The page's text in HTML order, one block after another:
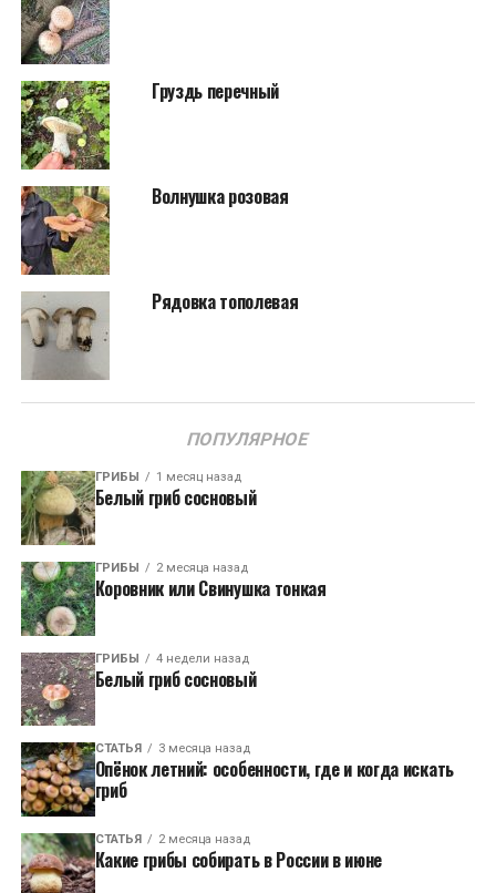
Груздь перечный
Волнушка розовая
Рядовка тополевая
ПОПУЛЯРНОЕ
ГРИБЫ 1 месяц назад
Белый гриб сосновый
ГРИБЫ 2 месяца назад
Коровник или Свинушка тонкая
ГРИБЫ 4 недели назад
Белый гриб сосновый
СТАТЬЯ 3 месяца назад
Опёнок летний: особенности, где и когда искать
гриб
СТАТЬЯ 2 месяца назад
Какие грибы собирать в России в июне